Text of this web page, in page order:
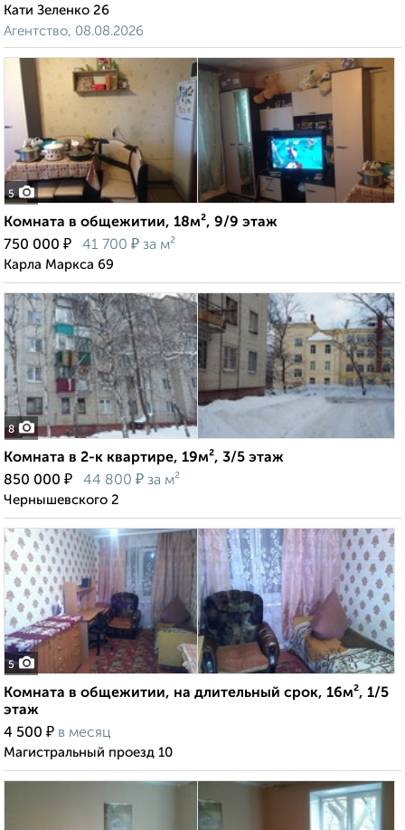
Кати Зеленко 26
Агентство, 08.08.2026
5
Комната в общежитии, 18м², 9/9 этаж
750 000 ₽ 41 700 ₽ за м²
Карла Маркса 69
8
Комната в 2-к квартире, 19м², 3/5 этаж
850 000 ₽ 44 800 ₽ за м²
Чернышевского 2
5
Комната в общежитии, на длительный срок, 16м², 1/5
этаж
4 500 ₽ в месяц
Магистральный проезд 10